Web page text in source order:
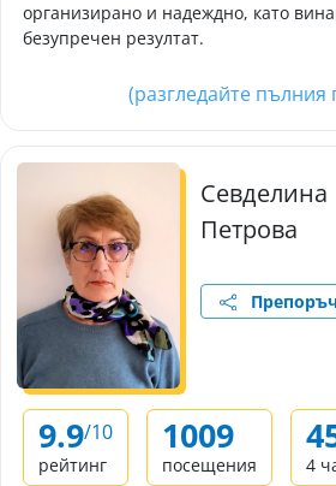
организирано и надеждно, като
безупречен резултат.
(разгледайте пълния
Севделина
Петрова
9.9/10
рейтинг
1009
посещения 4